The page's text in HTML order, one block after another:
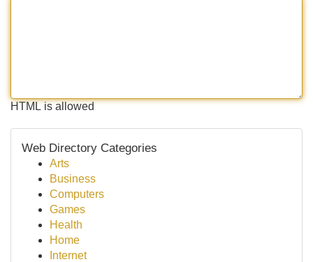
HTML is allowed
Web Directory Categories
Arts
Business
Computers
Games
Health
Home
Internet